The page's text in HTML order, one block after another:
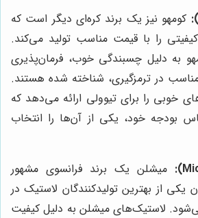
کومهو نیز یک برند کره‌ای دیگر است که
را با قیمت مناسب تولید می‌کند.
به دلیل چسبندگی خوب، فرمان‌پذیری
در ترمزگیری، شناخته شده هستند.
خوبی را برای تیوولی ارائه می‌دهد که
بودجه خود، یکی از آن‌ها را انتخاب
میشلن یک برند فرانسوی مشهور
یکی از بهترین تولیدکنندگان لاستیک در
لاستیک‌های میشلن به دلیل کیفیت